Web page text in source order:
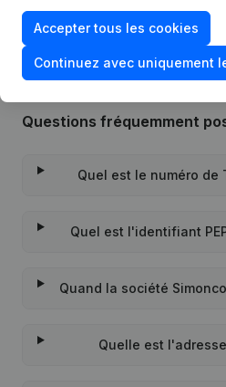
Questions fréquemment
Quel est le numéro de
Quel est l'identifiant
Quand la société
Quelle est
Accepter tous les cookies
Continuez avec uniquement